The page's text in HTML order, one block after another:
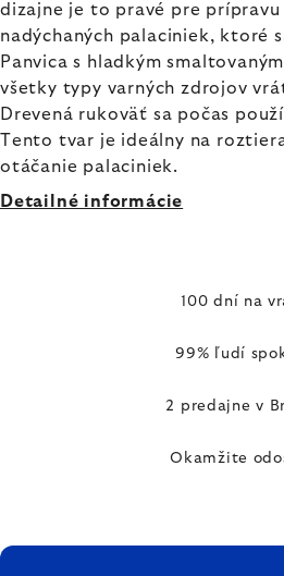
dizajne je to pravé pre prípravu
nadýchaných palaciniek, ktoré
Panvica s hladkým
všetky typy varných zdrojov
Drevená rukoväť sa počas
Tento tvar je ideálny na
otáčanie palaciniek.
Detailné informácie
100 dní na
99% ľudí
2 predajne v
Okamžite
ZÁPÄTIE